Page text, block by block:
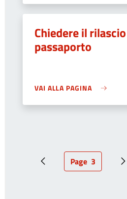
Chiedere il
passaporto
VAI ALLA PAGINA
Pagina precedentePagina attuale
Page 3